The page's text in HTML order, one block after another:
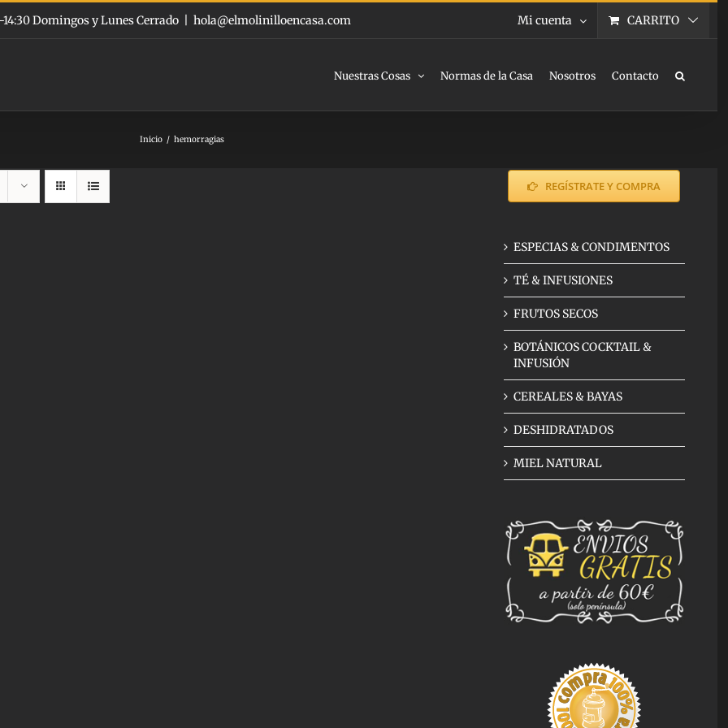
14:30 Domingos y Lunes Cerrado hola@elmolinilloencasa.com Mi cuenta CARRITO
Nuestras Cosas Normas de la Casa Nosotros Contacto
Inicio hemorragias
REGÍSTRATE Y COMPRA
ESPECIAS & CONDIMENTOS
TÉ & INFUSIONES
FRUTOS SECOS
BOTÁNICOS COCKTAIL &
INFUSIÓN
CEREALES & BAYAS
DESHIDRATADOS
MIEL NATURAL